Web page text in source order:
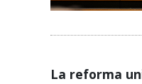
La reforma